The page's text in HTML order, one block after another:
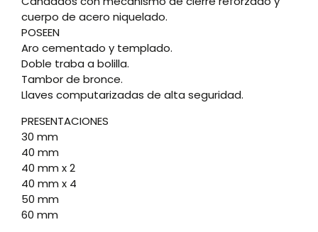
cuerpo de acero niquelado.
POSEEN
Aro cementado y templado.
Doble traba a bolilla.
Tambor de bronce.
Llaves computarizadas de alta seguridad.
PRESENTACIONES
30 mm
40 mm
40 mm x 2
40 mm x 4
50 mm
60 mm